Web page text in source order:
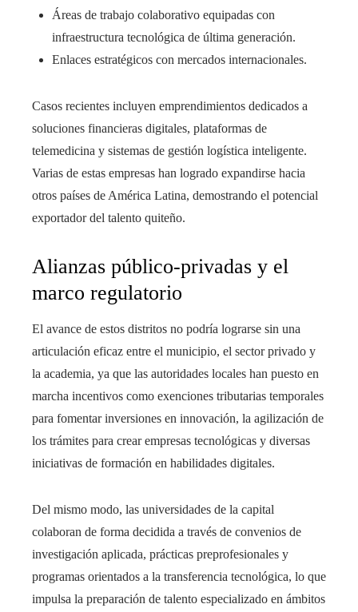
Áreas de trabajo colaborativo equipadas con
infraestructura tecnológica de última generación.
Enlaces estratégicos con mercados internacionales.
Casos recientes incluyen emprendimientos dedicados a
soluciones financieras digitales, plataformas de
telemedicina y sistemas de gestión logística inteligente.
Varias de estas empresas han logrado expandirse hacia
otros países de América Latina, demostrando el potencial
exportador del talento quiteño.
Alianzas público-privadas y el
marco regulatorio
El avance de estos distritos no podría lograrse sin una
articulación eficaz entre el municipio, el sector privado y
la academia, ya que las autoridades locales han puesto en
marcha incentivos como exenciones tributarias temporales
para fomentar inversiones en innovación, la agilización de
los trámites para crear empresas tecnológicas y diversas
iniciativas de formación en habilidades digitales.
Del mismo modo, las universidades de la capital
colaboran de forma decidida a través de convenios de
investigación aplicada, prácticas preprofesionales y
programas orientados a la transferencia tecnológica, lo que
impulsa la preparación de talento especializado en ámbitos